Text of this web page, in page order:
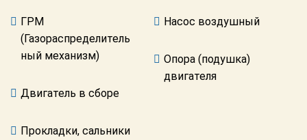
Оплата
Партнерство и
ГРМ
(Газораспределитель
ный механизм)
Двигатель в сборе
Насос воздушный
Опора (подушка)
двигателя
Прокладки, сальники